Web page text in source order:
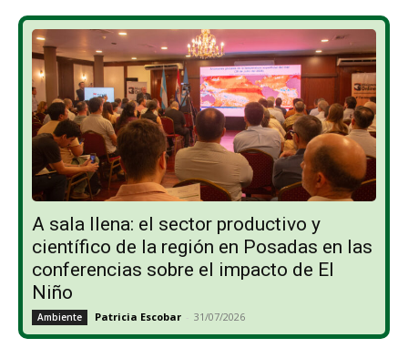
A sala llena: el sector productivo y
científico de la región en Posadas en las
conferencias sobre el impacto de El
Niño
Ambiente Patricia Escobar - 31/07/2026